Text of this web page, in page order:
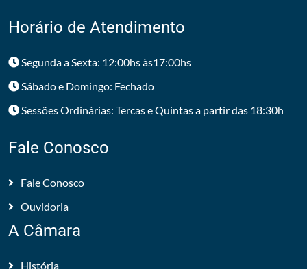
Horário de Atendimento
Segunda a Sexta: 12:00hs às17:00hs
Sábado e Domingo: Fechado
Sessões Ordinárias: Tercas e Quintas a partir das 18:30h
Fale Conosco
Fale Conosco
Ouvidoria
A Câmara
História